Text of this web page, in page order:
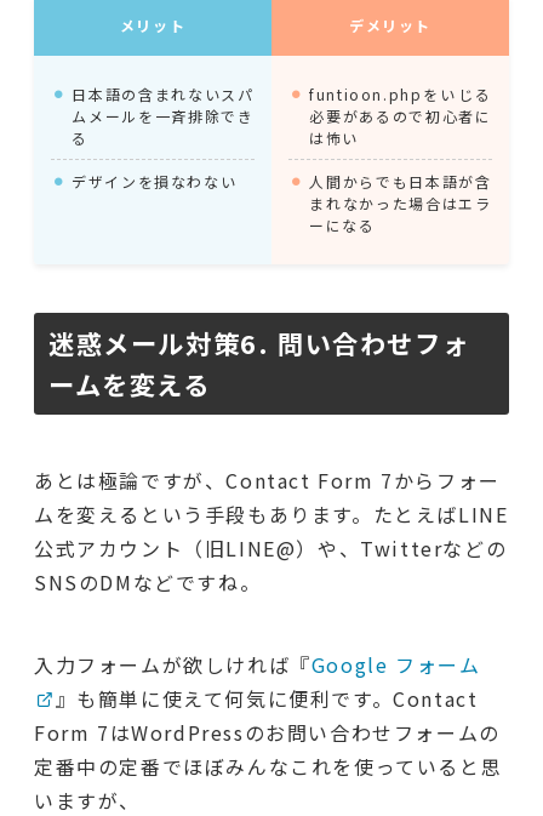
メリット デメリット
日本語の含まれないスパ
ムメールを一斉排除でき
る
デザインを損なわない
funtioon.phpをいじる
必要があるので初心者に
は怖い
人間からでも日本語が含
まれなかった場合はエラ
ーになる
迷惑メール対策6. 問い合わせフォ
ームを変える
あとは極論ですが、Contact Form 7からフォー
ムを変えるという手段もあります。たとえばLINE
公式アカウント（旧LINE@）や、Twitterなどの
SNSのDMなどですね。
入力フォームが欲しければ『Google フォーム
』も簡単に使えて何気に便利です。Contact
Form 7はWordPressのお問い合わせフォームの
定番中の定番でほぼみんなこれを使っていると思
いますが、